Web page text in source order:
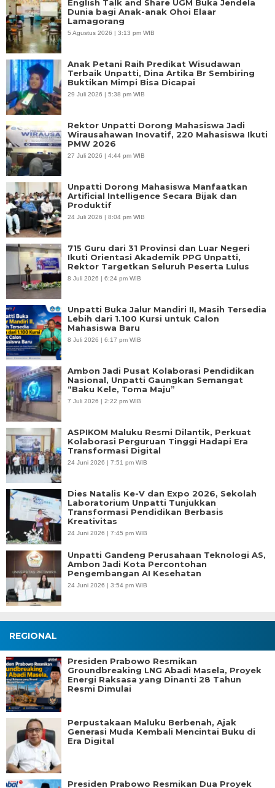
English Talk and Share UGM Buka Jendela
Dunia bagi Anak-anak Ohoi Elaar
Lamagorang
5 Agustus 2026 | 3:13 pm WIB
Anak Petani Raih Predikat Wisudawan
Terbaik Unpatti, Dina Artika Br Sembiring
Buktikan Mimpi Bisa Dicapai
29 Juli 2026 | 5:38 pm WIB
Rektor Unpatti Dorong Mahasiswa Jadi
Wirausahawan Inovatif, 220 Mahasiswa Ikuti
PMW 2026
27 Juli 2026 | 4:44 pm WIB
Unpatti Dorong Mahasiswa Manfaatkan
Artificial Intelligence Secara Bijak dan
Produktif
24 Juli 2026 | 8:04 pm WIB
715 Guru dari 31 Provinsi dan Luar Negeri
Ikuti Orientasi Akademik PPG Unpatti,
Rektor Targetkan Seluruh Peserta Lulus
8 Juli 2026 | 6:24 pm WIB
Unpatti Buka Jalur Mandiri II, Masih Tersedia
Lebih dari 1.100 Kursi untuk Calon
Mahasiswa Baru
8 Juli 2026 | 6:17 pm WIB
Ambon Jadi Pusat Kolaborasi Pendidikan
Nasional, Unpatti Gaungkan Semangat
“Baku Kele, Toma Maju”
7 Juli 2026 | 2:22 pm WIB
ASPIKOM Maluku Resmi Dilantik, Perkuat
Kolaborasi Perguruan Tinggi Hadapi Era
Transformasi Digital
24 Juni 2026 | 7:51 pm WIB
Dies Natalis Ke-V dan Expo 2026, Sekolah
Laboratorium Unpatti Tunjukkan
Transformasi Pendidikan Berbasis
Kreativitas
24 Juni 2026 | 7:45 pm WIB
Unpatti Gandeng Perusahaan Teknologi AS,
Ambon Jadi Kota Percontohan
Pengembangan AI Kesehatan
24 Juni 2026 | 3:54 pm WIB
REGIONAL
Presiden Prabowo Resmikan
Groundbreaking LNG Abadi Masela, Proyek
Energi Raksasa yang Dinanti 28 Tahun
Resmi Dimulai
Perpustakaan Maluku Berbenah, Ajak
Generasi Muda Kembali Mencintai Buku di
Era Digital
Presiden Prabowo Resmikan Dua Proyek